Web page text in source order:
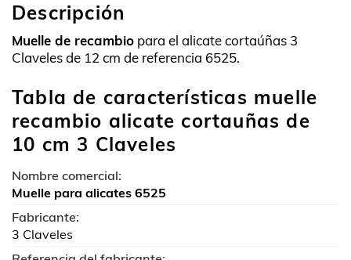
Descripción
Muelle de recambio para el alicate cortaúñas 3
Claveles de 12 cm de referencia 6525.
Tabla de características muelle
recambio alicate cortauñas de
10 cm 3 Claveles
Nombre comercial:
Muelle para alicates 6525
Fabricante:
3 Claveles